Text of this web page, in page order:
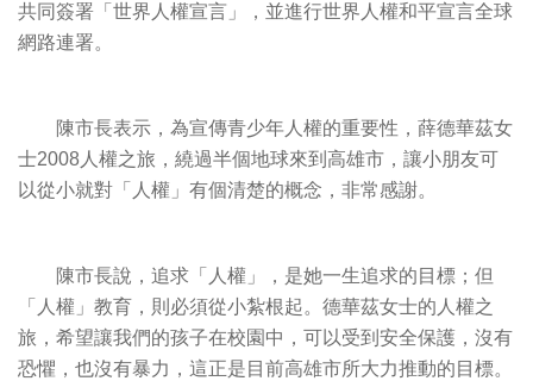
共同簽署「世界人權宣言」，並進行世界人權和平宣言全球
網路連署。
陳市長表示，為宣傳青少年人權的重要性，薛德華茲女
士2008人權之旅，繞過半個地球來到高雄市，讓小朋友可
以從小就對「人權」有個清楚的概念，非常感謝。
陳市長說，追求「人權」，是她一生追求的目標；但
「人權」教育，則必須從小紮根起。德華茲女士的人權之
旅，希望讓我們的孩子在校園中，可以受到安全保護，沒有
恐懼，也沒有暴力，這正是目前高雄市所大力推動的目標。